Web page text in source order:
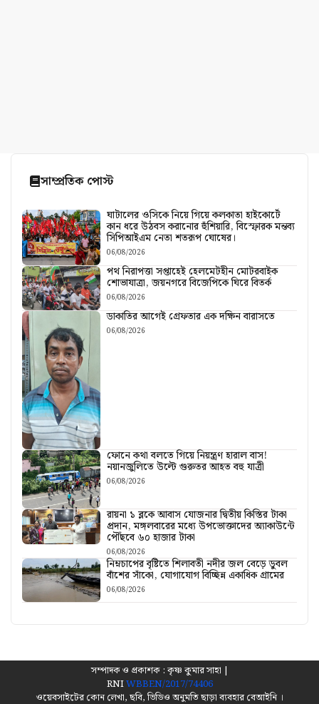
সাম্প্রতিক পোস্ট
ঘাটালের ওসিকে নিয়ে গিয়ে কলকাতা হাইকোর্টে
কান ধরে উঠবস করানোর হুঁশিয়ারি, বিস্ফোরক মন্তব্য
সিপিআইএম নেতা শতরূপ ঘোষের।
06/08/2026
পথ নিরাপত্তা সপ্তাহেই হেলমেটহীন মোটরবাইক
শোভাযাত্রা, জয়নগরে বিজেপিকে ঘিরে বিতর্ক
06/08/2026
ডাকাতির আগেই গ্রেফতার এক দক্ষিন বারাসতে
06/08/2026
ফোনে কথা বলতে গিয়ে নিয়ন্ত্রণ হারাল বাস!
নয়ানজুলিতে উল্টে গুরুতর আহত বহু যাত্রী
06/08/2026
রায়না ১ ব্লকে আবাস যোজনার দ্বিতীয় কিস্তির টাকা
প্রদান, মঙ্গলবারের মধ্যে উপভোক্তাদের অ্যাকাউন্টে
পৌঁছবে ৬০ হাজার টাকা
06/08/2026
নিম্নচাপের বৃষ্টিতে শিলাবতী নদীর জল বেড়ে ডুবল
বাঁশের সাঁকো, যোগাযোগ বিচ্ছিন্ন একাধিক গ্রামের
06/08/2026
সম্পাদক ও প্রকাশক : কৃষ্ণ কুমার সাহা |
RNIWBBEN/2017/74406
ওয়েবসাইটের কোন লেখা, ছবি, ভিডিও অনুমতি ছাড়া ব্যবহার বেআইনি ।